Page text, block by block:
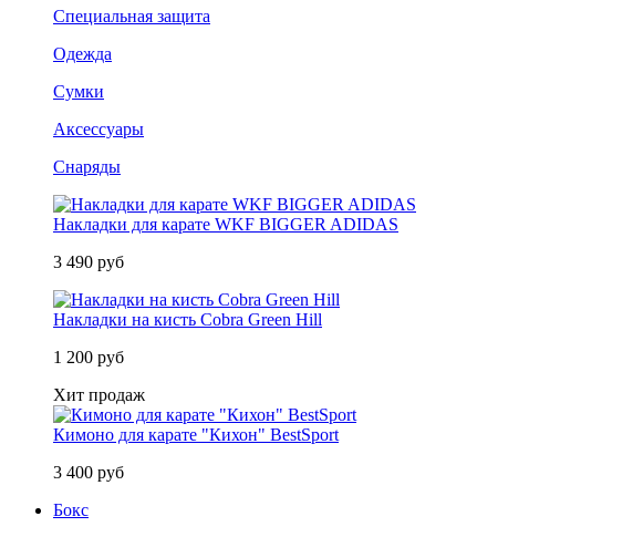
Специальная защита
Одежда
Сумки
Аксессуары
Снаряды
Накладки для карате WKF BIGGER ADIDAS
3 490 руб
Накладки на кисть Cobra Green Hill
1 200 руб
Хит продаж
Кимоно для карате "Кихон" BestSport
3 400 руб
Бокс